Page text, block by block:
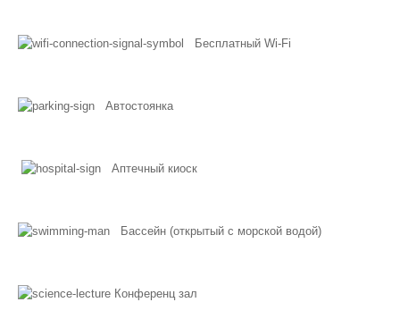
Бесплатный Wi-Fi
Автостоянка
Аптечный киоск
Бассейн (открытый с морской водой)
Конференц зал